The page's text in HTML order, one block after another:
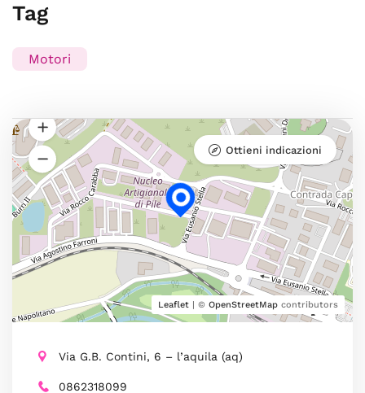
Tag
Motori
Leaflet | © OpenStreetMap contributors
Ottieni indicazioni
Via G.B. Contini, 6 – l’aquila (aq)
0862318099